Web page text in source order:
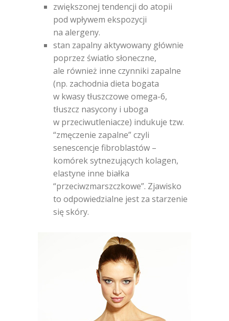
zwiększonej tendencji do atopii
pod wpływem ekspozycji
na alergeny.
stan zapalny aktywowany głównie
poprzez światło słoneczne,
ale również inne czynniki zapalne
(np. zachodnia dieta bogata
w kwasy tłuszczowe omega-6,
tłuszcz nasycony i uboga
w przeciwutleniacze) indukuje tzw.
“zmęczenie zapalne” czyli
senescencje fibroblastów –
komórek sytnezujących kolagen,
elastyne inne białka
“przeciwzmarszczkowe”. Zjawisko
to odpowiedzialne jest za starzenie
się skóry.